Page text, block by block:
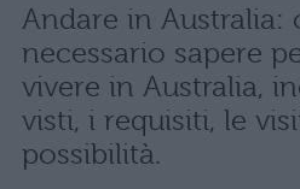
Andare in Australia:
necessario sapere
vivere in Australia,
visti, i requisiti, le
possibilità.